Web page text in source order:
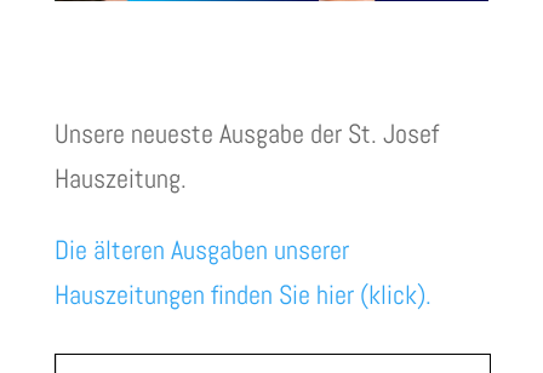
Unsere neueste Ausgabe der St. Josef
Hauszeitung.
Die älteren Ausgaben unserer
Hauszeitungen finden Sie hier (klick).